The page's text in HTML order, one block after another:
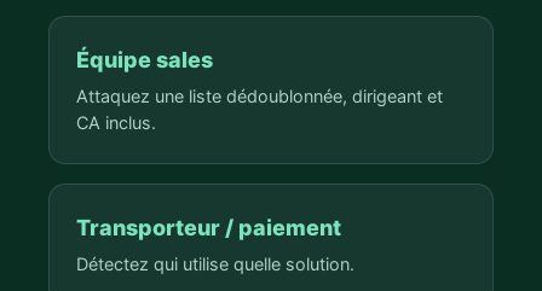
Équipe sales
Attaquez une liste dédoublonnée, dirigeant et
CA inclus.
Transporteur / paiement
Détectez qui utilise quelle solution.